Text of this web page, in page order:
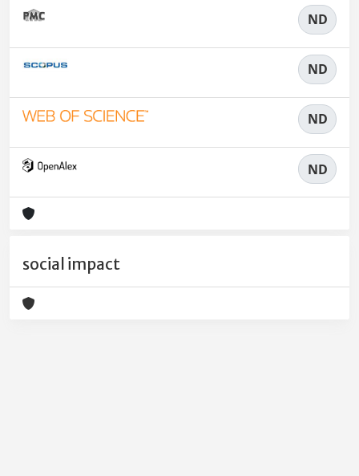
ND
ND
ND
ND
social impact